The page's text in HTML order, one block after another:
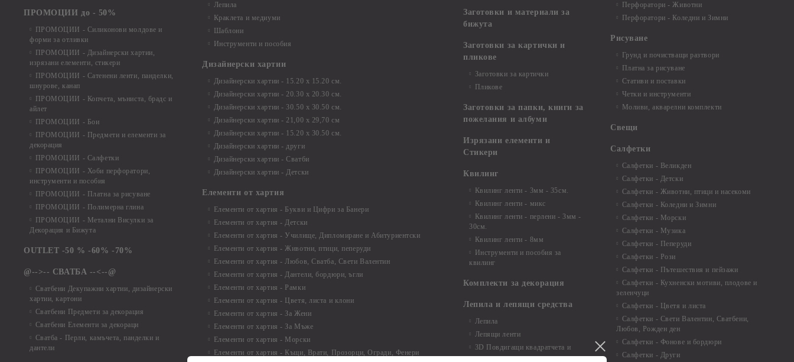
ПРОМОЦИИ до - 50%
ПРОМОЦИИ - Силиконови молдове и
форми за отливки
ПРОМОЦИИ - Дизайнерски хартии,
изрязани елементи, стикери
ПРОМОЦИИ - Сатенени ленти, панделки,
шнурове, канап
ПРОМОЦИИ - Копчета, мъниста, брадс и
айлет
ПРОМОЦИИ - Бои
ПРОМОЦИИ - Предмети и елементи за
декорация
ПРОМОЦИИ - Салфетки
ПРОМОЦИИ - Хоби перфоратори,
инструменти и пособия
ПРОМОЦИИ - Платна за рисуване
ПРОМОЦИИ - Полимерна глина
ПРОМОЦИИ - Метални Висулки за
Декорация и Бижута
OUTLET -50 % -60% -70%
@-->-- СВАТБА --<--@
Сватбени Декупажни хартии, дизайнерски
хартии, картони
Сватбени Предмети за декорация
Сватбени Елементи за декораци
Сватба - Перли, камъчета, панделки и
дантели
Лепила
Краклета и медиуми
Шаблони
Инструменти и пособия
Дизайнерски хартии
Дизайнерски хартии - 15.20 х 15.20 см.
Дизайнерски хартии - 20.30 х 20.30 см.
Дизайнерски хартии - 30.50 х 30.50 см.
Дизайнерски хартии - 21,00 х 29,70 см
Дизайнерски хартии - 15.20 x 30.50 см.
Дизайнерски хартии - други
Дизайнерски хартии - Сватби
Дизайнерски хартии - Детски
Елементи от хартия
Елементи от хартия - Букви и Цифри за Банери
Елементи от хартия - Детски
Елементи от хартия - Училище, Дипломиране и Абитуриентски
Елементи от хартия - Животни, птици, пеперуди
Елементи от хартия - Любов, Сватба, Свети Валентин
Елементи от хартия - Дантели, бордюри, ъгли
Елементи от хартия - Рамки
Елементи от хартия - Цветя, листа и клони
Елементи от хартия - За Жени
Елементи от хартия - За Мъже
Елементи от хартия - Морски
Елементи от хартия - Къщи, Врати, Прозорци, Огради, Фенери
Заготовки и материали за
бижута
Заготовки за картички и
пликове
Заготовки за картички
Пликове
Заготовки за папки, книги за
пожелания и албуми
Изрязани елементи и
Стикери
Квилинг
Квилинг ленти - 3мм - 35см.
Квилинг ленти - микс
Квилинг ленти - перлени - 3мм -
30см.
Квилинг ленти - 8мм
Инструменти и пособия за
квилинг
Комплекти за декорация
Лепила и лепящи средства
Лепила
Лепящи ленти
3D Повдигащи квадратчета и
ленти
Перфоратори - Животни
Перфоратори - Коледни и Зимни
Рисуване
Грунд и почистващи разтвори
Платна за рисуване
Стативи и поставки
Четки и инструменти
Моливи, акварелни комплекти
Свещи
Салфетки
Салфетки - Великден
Салфетки - Детски
Салфетки - Животни, птици и насекоми
Салфетки - Коледни и Зимни
Салфетки - Морски
Салфетки - Музика
Салфетки - Пеперуди
Салфетки - Рози
Салфетки - Пътешествия и пейзажи
Салфетки - Кухненски мотиви, плодове и
зеленчуци
Салфетки - Цветя и листа
Салфетки - Свети Валентин, Сватбени,
Любов, Рожден ден
Салфетки - Фонове и бордюри
Салфетки - Други